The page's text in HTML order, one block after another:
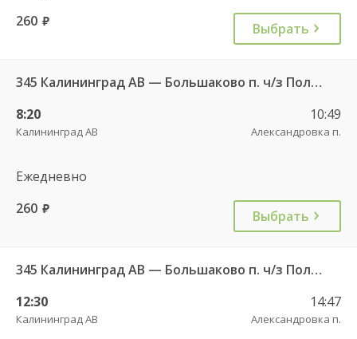
260 руб. Выбрать
345 Калининград АВ — Большаково п. ч/з Полесск г.
8:20
Калининград АВ
10:49
Александровка п.
Ежедневно
260 руб. Выбрать
345 Калининград АВ — Большаково п. ч/з Полесск г.
12:30
Калининград АВ
14:47
Александровка п.